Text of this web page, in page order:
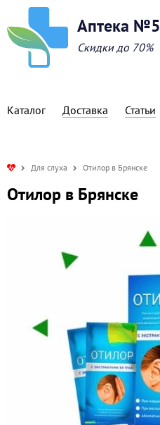
Аптека №5
Скидки до 70%
Каталог Доставка Статьи
Для слуха Отилор в Брянске
Отилор в Брянске